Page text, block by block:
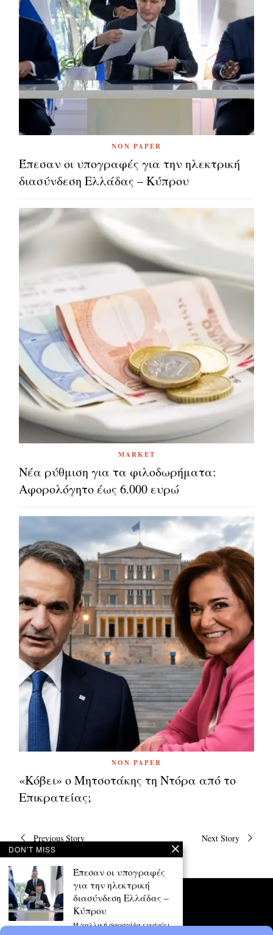
NON PAPER
Έπεσαν οι υπογραφές για την ηλεκτρική
διασύνδεση Ελλάδας – Κύπρου
MARKET
Νέα ρύθμιση για τα φιλοδωρήματα:
Αφορολόγητο έως 6.000 ευρώ
NON PAPER
«Κόβει» ο Μητσοτάκης τη Ντόρα από το
Επικρατείας;
Πλοήγηση
άρθρων
Previous Story Next Story
DON'T MISS
Έπεσαν οι υπογραφές
για την ηλεκτρική
διασύνδεση Ελλάδας –
Κύπρου
Η γαλλική σφραγίδα ενισχύει